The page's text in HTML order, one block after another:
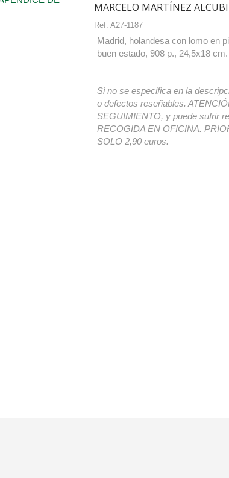
MARCELO MARTÍNEZ
Ref: A27-1187
Madrid, holandesa con lomo en
buen estado, 908 p., 24,5x18 cm.
Si no se especifica en la
o defectos reseñables.
SEGUIMIENTO, y puede sufrir
RECOGIDA EN OFICINA.
SOLO 2,90 euros.